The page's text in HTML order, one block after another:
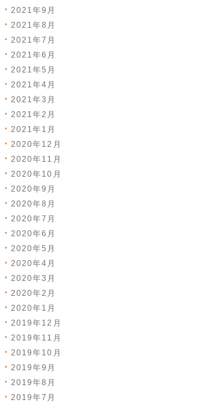
2021年9月
2021年8月
2021年7月
2021年6月
2021年5月
2021年4月
2021年3月
2021年2月
2021年1月
2020年12月
2020年11月
2020年10月
2020年9月
2020年8月
2020年7月
2020年6月
2020年5月
2020年4月
2020年3月
2020年2月
2020年1月
2019年12月
2019年11月
2019年10月
2019年9月
2019年8月
2019年7月